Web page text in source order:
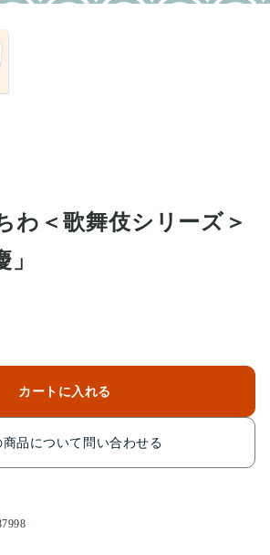
わ＜歌舞伎シリーズ＞
カートに入れる
商品について問い合わせる